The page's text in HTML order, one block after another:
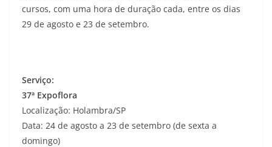
cursos, com uma hora de duração cada, entre os dias
29 de agosto e 23 de setembro.
Serviço:
37ª Expoflora
Localização: Holambra/SP
Data: 24 de agosto a 23 de setembro (de sexta a
domingo)